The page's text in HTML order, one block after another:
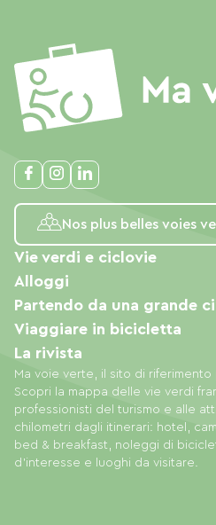
Nos plus belles voies
Ma voie verte, il sito di
Scopri la mappa delle vie verdi
professionisti del turismo e alle
chilometri dagli itinerari: hotel,
bed & breakfast, noleggi di
d'interesse e luoghi da visitare.
Vie verdi e ciclovie
Alloggi
Partendo da una grande
Viaggiare in bicicletta
La rivista